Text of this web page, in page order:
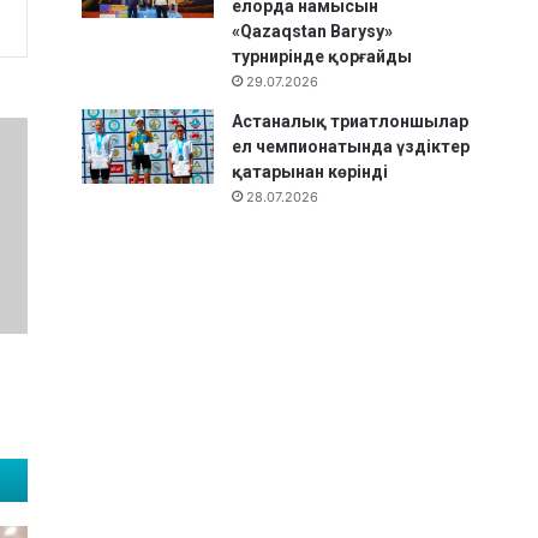
елорда намысын
«Qazaqstan Barysy»
турнирінде қорғайды
29.07.2026
Астаналық триатлоншылар
ел чемпионатында үздіктер
қатарынан көрінді
28.07.2026